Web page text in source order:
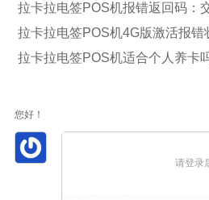
拉卡拉电签POS机报错返回码：
拉卡拉电签POS机4G版激活报错
拉卡拉电签POS机适合个人养卡
您好！
请登录